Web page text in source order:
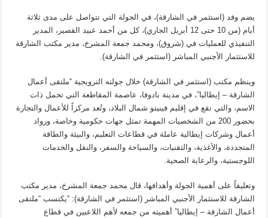
يضم وفد (استثمر في الشارقة)، في الجولة التي تتواصل على مدى ثلاثة
أيام (من 10 حتى 12 أبريل الجاري)، كل من أحمد عبيد القصير، المدير
التنفيذي للعمليات في (شروق)، ومحمد جمعة المشرخ، مدير مكتب الشارقة
للاستثمار الأجنبي المباشر (استثمر في الشارقة).
وينظم مكتب (استثمر في الشارقة) خلال جولته الترويجية “ملتقى أعمال
الشارقة – إيطاليا”، في مدينة بادوفا، عاصمة المقاطعة التي تحمل ذات
الاسم، والتي تقع في إقليم فينيتو شمال البلاد، وتُعد مركزاً للأعمال والتجارة
بحضور 200 من الشخصيات المهمة تمثل جهات حكومية وخاصة، ورواد
أعمال وشركات إيطالية عاملة في قطاعات التعليم، والبيئة والطاقة
المتجددة، والأغذية، والتقنيات، والسياحة والسفر، والنقل والخدمات
اللوجستية، والرعاية الصحية.
وتعليقاً على أهمية الجولة وأهدافها، قال محمد جمعة المشرخ، مدير مكتب
الشارقة للاستثمار الأجنبي المباشر (استثمر في الشارقة): “يكتسب “ملتقى
أعمال الشارقة – إيطاليا” أهميته من جمعه لأهم اللاعبين في قطاع